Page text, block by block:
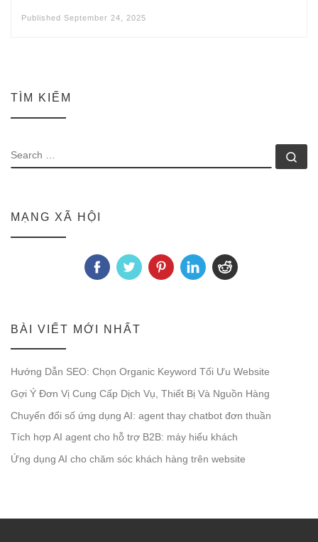
Published September 24, 2025
TÌM KIẾM
SEARCH
MẠNG XÃ HỘI
BÀI VIẾT MỚI NHẤT
Hướng Dẫn SEO: Chọn Organic Keyword Tối Ưu Website
Gợi Ý Đơn Vị Cung Cấp Dịch Vụ, Thiết Bị Và Nguồn Hàng
Chuyển đổi số ứng dụng AI: agent thay chatbot đơn thuần
Tích hợp AI agent cho hỗ trợ B2B: máy hiểu khách
Ứng dụng AI cho chăm sóc khách hàng trên website